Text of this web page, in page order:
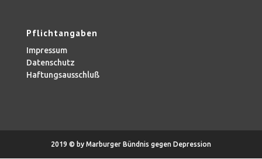
Pflichtangaben
Impressum
Datenschutz
Haftungsausschluß
2019 © by Marburger Bündnis gegen Depression